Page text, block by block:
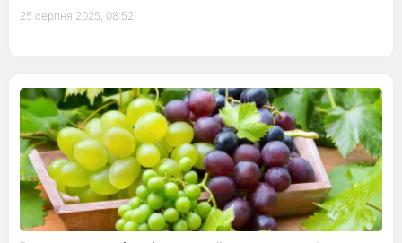
25 серпня 2025, 08:52